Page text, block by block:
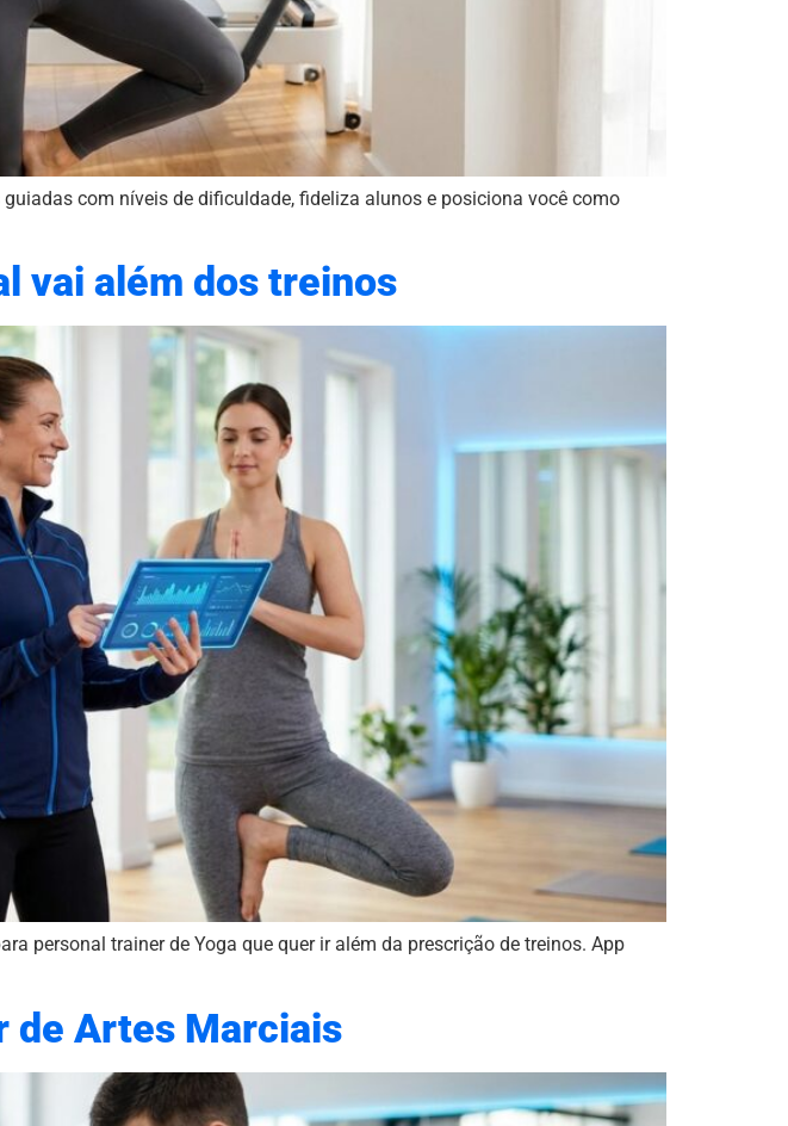
com níveis de dificuldade, fideliza alunos e posiciona você como
vai além dos treinos
personal trainer de Yoga que quer ir além da prescrição de treinos. App
de Artes Marciais